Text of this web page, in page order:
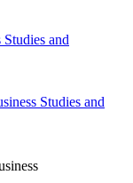
and
Studies and